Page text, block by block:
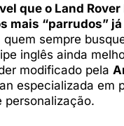
que o Land
mais “parrudos”
quem sempre
inglês ainda
modificado pela
especializada em
personalização.